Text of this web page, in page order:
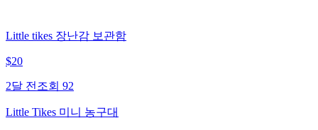
Little tikes 장난감 보관함
$20
2달 전 조회 92
Little Tikes 미니 농구대